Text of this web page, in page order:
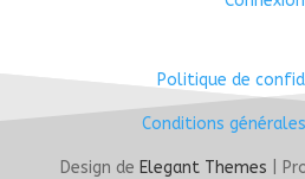
Politique de
Conditions
Design de Elegant Themes |